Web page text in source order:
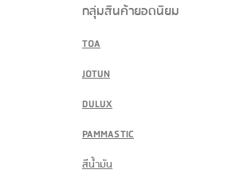
กลุ่มสินค้ายอดนิยม
TOA
JOTUN
DULUX
PAMMASTIC
สีน้ำมัน